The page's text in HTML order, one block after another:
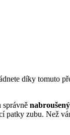
díky tomuto
správně
zubu. Než